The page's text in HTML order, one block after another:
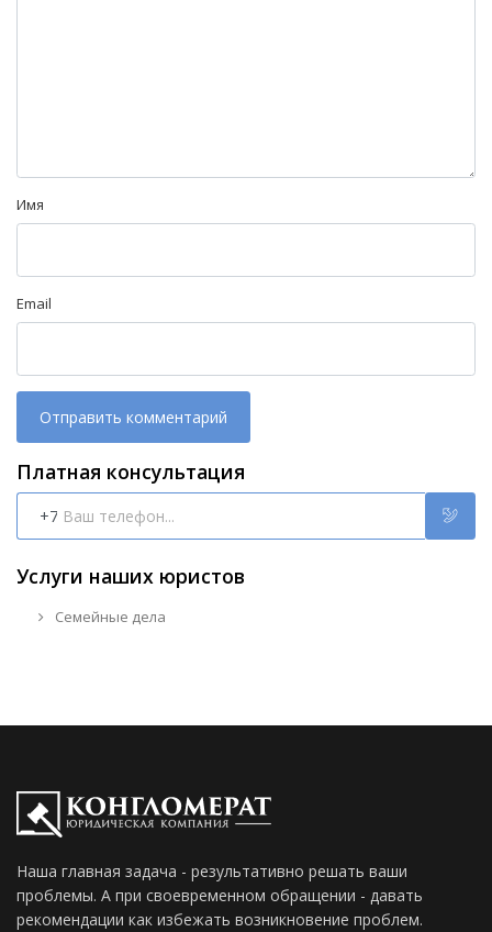
Имя
Email
Платная консультация
+7
Услуги наших юристов
Семейные дела
Наша главная задача - результативно решать ваши
проблемы. А при своевременном обращении - давать
рекомендации как избежать возникновение проблем.